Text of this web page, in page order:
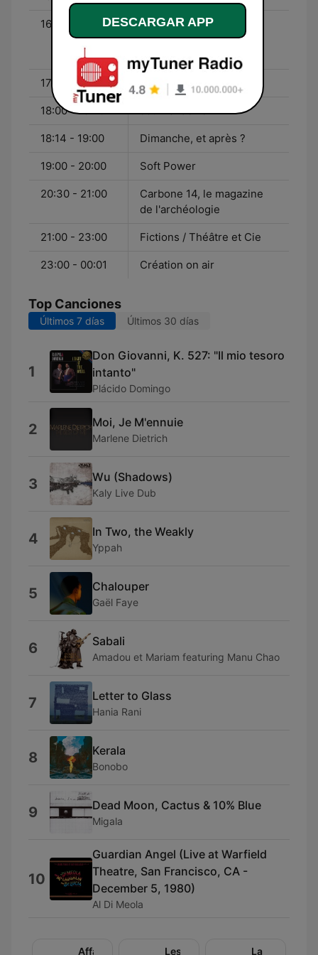
16:00 - 17:00
De cause à effets, le
magazine de
l'environnement
17:00 - 17:50 Être et savoir
18:00 - 18:20 Journal de 18h
18:14 - 19:00 Dimanche, et après ?
19:00 - 20:00 Soft Power
20:30 - 21:00
Carbone 14, le magazine
de l'archéologie
21:00 - 23:00 Fictions / Théâtre et Cie
23:00 - 00:01 Création on air
Top Canciones
Últimos 7 días Últimos 30 días
1
Don Giovanni, K. 527: "Il mio tesoro
intanto"
Plácido Domingo
2 Moi, Je M'ennuie
Marlene Dietrich
3 Wu (Shadows)
Kaly Live Dub
4 In Two, the Weakly
Yppah
5 Chalouper
Gaël Faye
6 Sabali
Amadou et Mariam featuring Manu Chao
7 Letter to Glass
Hania Rani
8 Kerala
Bonobo
9 Dead Moon, Cactus & 10% Blue
Migala
10
Guardian Angel (Live at Warfield
Theatre, San Francisco, CA -
December 5, 1980)
Al Di Meola
Affaires
Les
La
DESCARGAR APP